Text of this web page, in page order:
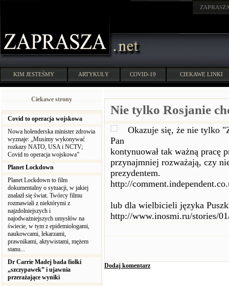
KIM JESTEŚMY ARTYKUŁY COVID-19 CIEKAWE LINKI
Ciekawe strony
Covid to operacja wojskowa
Nowa holenderska minister zdrowia
wyznaje: „Musimy wykonywać
rozkazy NATO, USA i NCTV;
Covid to operacja wojskowa”
Planet Lockdown
Planet Lockdown to film
dokumentalny o sytuacji, w jakiej
znalazł się świat. Twórcy filmu
rozmawiali z niektórymi z
najzdolniejszych i
najodważniejszych umysłów na
świecie, w tym z epidemiologami,
naukowcami, lekarzami,
prawnikami, aktywistami, mężem
stanu...
Dr Carrie Madej bada fiolki
„szczypawek” i ujawnia
przerażające wyniki
Nie tylko Rosjanie
Okazuje się, że nie tylko
Pan
kontynuował tak ważną pracę
przynajmniej rozważają, czy
prezydentem.
http://
lub dla wielbicieli języka
http://www.inosmi.ru/stories/
Dodaj komentarz